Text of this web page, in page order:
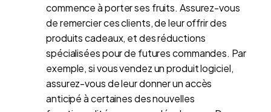
commence à porter ses fruits. Assurez-vous
de remercier ces clients, de leur offrir des
produits cadeaux, et des réductions
spécialisées pour de futures commandes. Par
exemple, si vous vendez un produit logiciel,
assurez-vous de leur donner un accès
anticipé à certaines des nouvelles